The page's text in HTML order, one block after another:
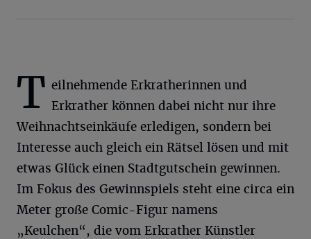
T eilnehmende Erkratherinnen und
Erkrather können dabei nicht nur ihre
Weihnachtseinkäufe erledigen, sondern bei
Interesse auch gleich ein Rätsel lösen und mit
etwas Glück einen Stadtgutschein gewinnen.
Im Fokus des Gewinnspiels steht eine circa ein
Meter große Comic-Figur namens
„Keulchen“, die vom Erkrather Künstler